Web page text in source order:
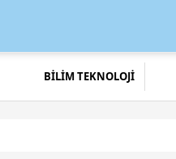
BİLİM TEKNOLOJİ